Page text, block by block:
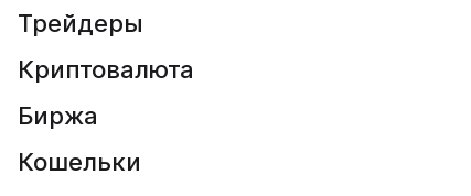
Трейдеры
Криптовалюта
Биржа
Кошельки